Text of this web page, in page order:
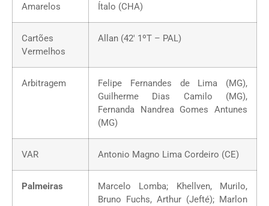
Amarelos
Ítalo (CHA)
Cartões
Vermelhos
Allan (42′ 1ºT – PAL)
Arbitragem
Felipe Fernandes de Lima (MG),
Guilherme Dias Camilo (MG),
Fernanda Nandrea Gomes Antunes
(MG)
VAR Antonio Magno Lima Cordeiro (CE)
Palmeiras
Marcelo Lomba; Khellven, Murilo,
Bruno Fuchs, Arthur (Jefté); Marlon